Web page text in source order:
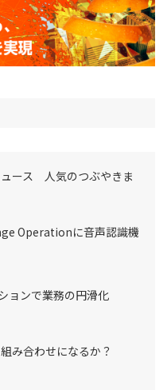
ース 人気のつぶやきま
Operationに音声認識機
ョンで業務の円滑化
み合わせになるか？